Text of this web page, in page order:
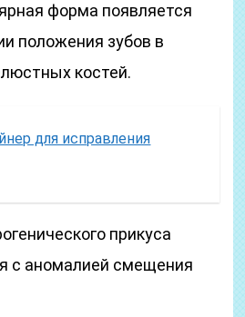
форма появляется
положения зубов в
костей.
для исправления
прикуса
с аномалией смещения